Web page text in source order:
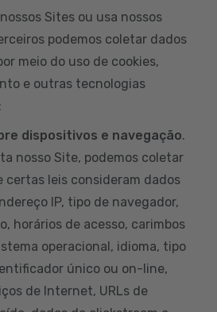
Sites ou usa nossos
podemos coletar dados
meio do uso de cookies,
e outras tecnologias
dispositivos e navegação.
nosso Site, podemos coletar
certas leis consideram dados
IP, tipo de navegador,
horários de acesso, carimbos
operacional, idioma, tipo
único ou on-line,
de Internet, URLs de